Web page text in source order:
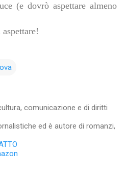
(e dovrò aspettare almeno
comunicazione e di diritti
ed è autore di romanzi,